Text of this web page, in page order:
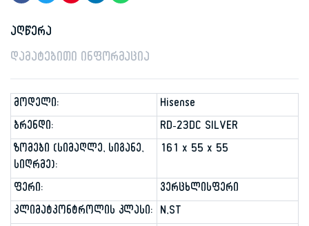
აღწერა
დამატებითი ინფორმაცია
მოდელი:
Hisense
ბრენდი:
RD-23DC SILVER
ზომები (სიმაღლე, სიგანე,
სიღრმე):
161 x 55 x 55
ფერი:
ვერცხლისფერი
კლიმატკონტროლის კლასი: N,ST